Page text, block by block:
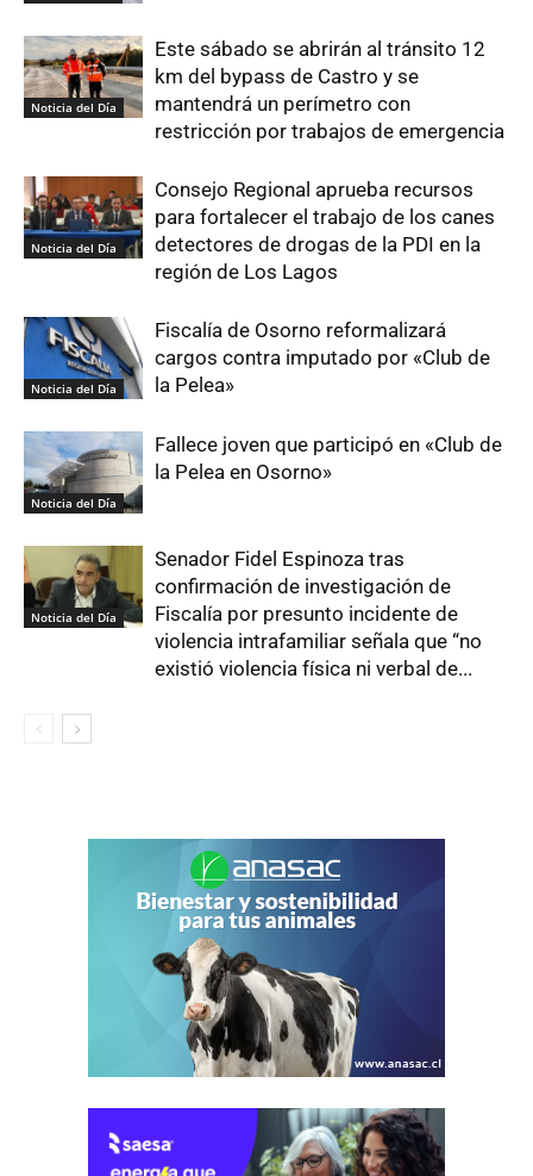
Noticia del Día
Este sábado se abrirán al tránsito 12
km del bypass de Castro y se
mantendrá un perímetro con
restricción por trabajos de emergencia
Noticia del Día
Consejo Regional aprueba recursos
para fortalecer el trabajo de los canes
detectores de drogas de la PDI en la
región de Los Lagos
Noticia del Día
Fiscalía de Osorno reformalizará
cargos contra imputado por «Club de
la Pelea»
Noticia del Día
Fallece joven que participó en «Club de
la Pelea en Osorno»
Noticia del Día
Senador Fidel Espinoza tras
confirmación de investigación de
Fiscalía por presunto incidente de
violencia intrafamiliar señala que “no
existió violencia física ni verbal de...